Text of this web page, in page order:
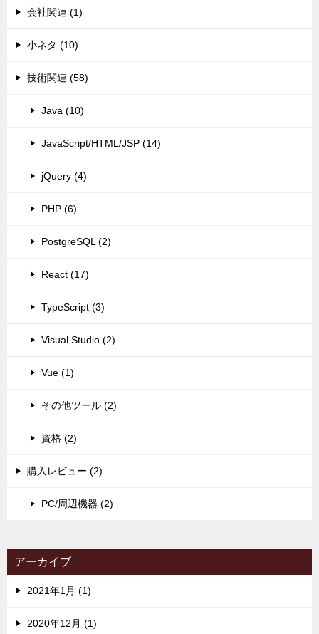
会社関連 (1)
小ネタ (10)
技術関連 (58)
Java (10)
JavaScript/HTML/JSP (14)
jQuery (4)
PHP (6)
PostgreSQL (2)
React (17)
TypeScript (3)
Visual Studio (2)
Vue (1)
その他ツール (2)
資格 (2)
購入レビュー (2)
PC/周辺機器 (2)
アーカイブ
2021年1月 (1)
2020年12月 (1)